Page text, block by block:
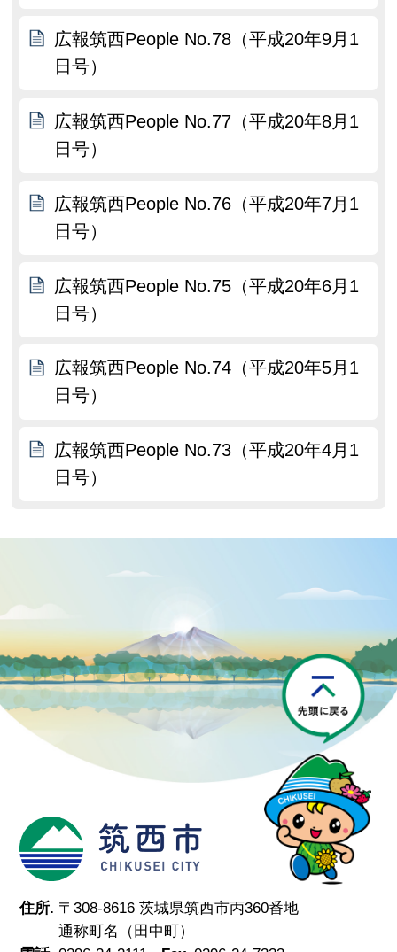
広報筑西People No.78（平成20年9月1
日号）
広報筑西People No.77（平成20年8月1
日号）
広報筑西People No.76（平成20年7月1
日号）
広報筑西People No.75（平成20年6月1
日号）
広報筑西People No.74（平成20年5月1
日号）
広報筑西People No.73（平成20年4月1
日号）
筑西市
住所. 〒308-8616 茨城県筑西市丙360番地
通称町名（田中町）